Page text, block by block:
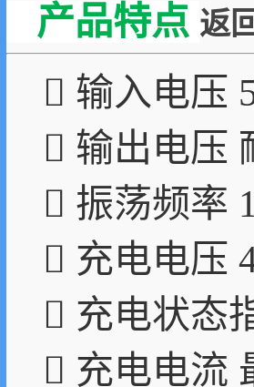
产品特点 返
 输入电压
 输出电压
 振荡频率
 充电电压
 充电状态
 充电电流